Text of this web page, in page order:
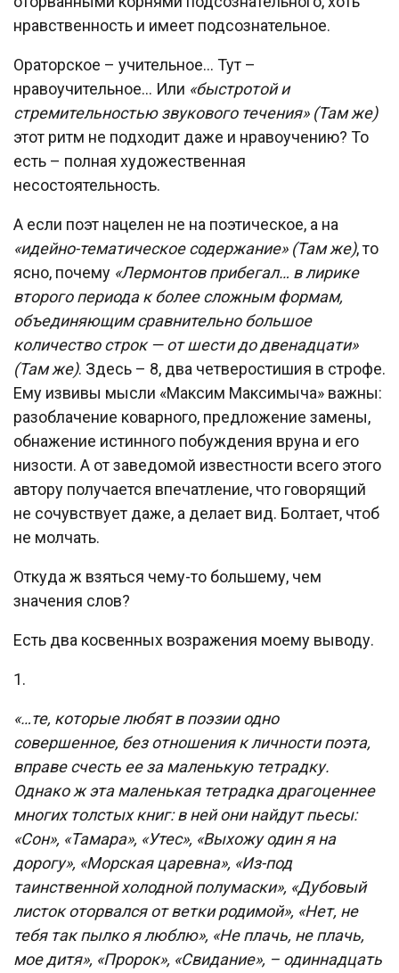
нравственность и имеет подсознательное.
Ораторское – учительное… Тут –
нравоучительное… Или «быстротой и
стремительностью звукового течения» (Там же)
этот ритм не подходит даже и нравоучению? То
есть – полная художественная
несостоятельность.
А если поэт нацелен не на поэтическое, а на
«идейно-тематическое содержание» (Там же), то
ясно, почему «Лермонтов прибегал… в лирике
второго периода к более сложным формам,
объединяющим сравнительно большое
количество строк — от шести до двенадцати»
(Там же). Здесь – 8, два четверостишия в строфе.
Ему извивы мысли «Максим Максимыча» важны:
разоблачение коварного, предложение замены,
обнажение истинного побуждения вруна и его
низости. А от заведомой известности всего этого
автору получается впечатление, что говорящий
не сочувствует даже, а делает вид. Болтает, чтоб
не молчать.
Откуда ж взяться чему-то большему, чем
значения слов?
Есть два косвенных возражения моему выводу.
1.
«…те, которые любят в поэзии одно
совершенное, без отношения к личности поэта,
вправе счесть ее за маленькую тетрадку.
Однако ж эта маленькая тетрадка драгоценнее
многих толстых книг: в ней они найдут пьесы:
«Сон», «Тамара», «Утес», «Выхожу один я на
дорогу», «Морская царевна», «Из-под
таинственной холодной полумаски», «Дубовый
листок оторвался от ветки родимой», «Нет, не
тебя так пылко я люблю», «Не плачь, не плачь,
мое дитя», «Пророк», «Свидание», – одиннадцать